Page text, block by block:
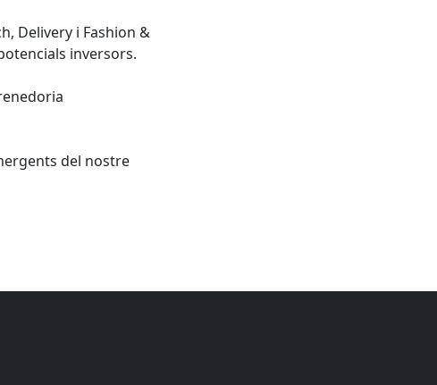
Delivery i Fashion &
inversors.
del nostre